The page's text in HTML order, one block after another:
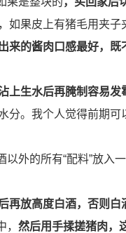
如果皮上有猪毛用夹子
来的酱肉口感最好，
上生水后再腌制容易发
分。我个人觉得前期
外的所有“配料”放入
再放高度白酒，否则白
然后用手揉搓猪肉，